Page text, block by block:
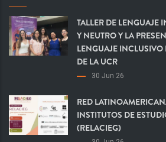
TALLER DE LENGUAJE
Y NEUTRO Y LA
LENGUAJE INCLUSIVO
DE LA UCR
30 Jun 26
RED
INSTITUTOS DE
(RELACIEG)